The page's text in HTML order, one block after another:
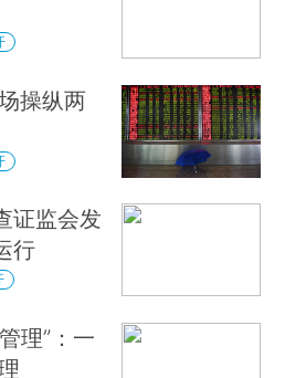
操纵两
证监会发
行
理”：一